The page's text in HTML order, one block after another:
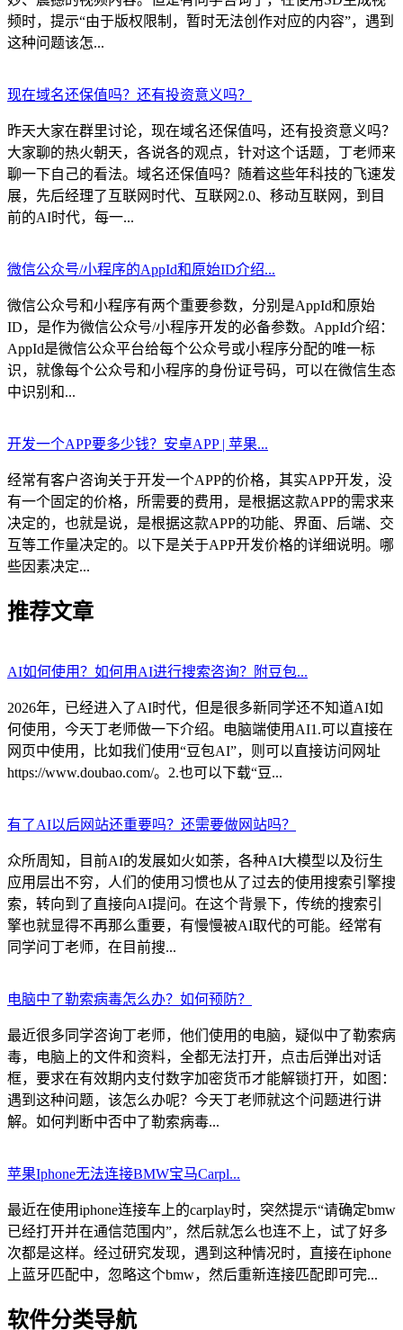
频时，提示“由于版权限制，暂时无法创作对应的内容”，遇到
这种问题该怎...
现在域名还保值吗？还有投资意义吗？
昨天大家在群里讨论，现在域名还保值吗，还有投资意义吗？
大家聊的热火朝天，各说各的观点，针对这个话题，丁老师来
聊一下自己的看法。域名还保值吗？随着这些年科技的飞速发
展，先后经理了互联网时代、互联网2.0、移动互联网，到目
前的AI时代，每一...
微信公众号/小程序的AppId和原始ID介绍...
微信公众号和小程序有两个重要参数，分别是AppId和原始
ID，是作为微信公众号/小程序开发的必备参数。AppId介绍：
AppId是微信公众平台给每个公众号或小程序分配的唯一标
识，就像每个公众号和小程序的身份证号码，可以在微信生态
中识别和...
开发一个APP要多少钱？安卓APP | 苹果...
经常有客户咨询关于开发一个APP的价格，其实APP开发，没
有一个固定的价格，所需要的费用，是根据这款APP的需求来
决定的，也就是说，是根据这款APP的功能、界面、后端、交
互等工作量决定的。以下是关于APP开发价格的详细说明。哪
些因素决定...
推荐文章
AI如何使用？如何用AI进行搜索咨询？附豆包...
2026年，已经进入了AI时代，但是很多新同学还不知道AI如
何使用，今天丁老师做一下介绍。电脑端使用AI1.可以直接在
网页中使用，比如我们使用“豆包AI”，则可以直接访问网址
https://www.doubao.com/。2.也可以下载“豆...
有了AI以后网站还重要吗？还需要做网站吗？
众所周知，目前AI的发展如火如荼，各种AI大模型以及衍生
应用层出不穷，人们的使用习惯也从了过去的使用搜索引擎搜
索，转向到了直接向AI提问。在这个背景下，传统的搜索引
擎也就显得不再那么重要，有慢慢被AI取代的可能。经常有
同学问丁老师，在目前搜...
电脑中了勒索病毒怎么办？如何预防？
最近很多同学咨询丁老师，他们使用的电脑，疑似中了勒索病
毒，电脑上的文件和资料，全都无法打开，点击后弹出对话
框，要求在有效期内支付数字加密货币才能解锁打开，如图：
遇到这种问题，该怎么办呢？今天丁老师就这个问题进行讲
解。如何判断中否中了勒索病毒...
苹果Iphone无法连接BMW宝马Carpl...
最近在使用iphone连接车上的carplay时，突然提示“请确定bmw
已经打开并在通信范围内”，然后就怎么也连不上，试了好多
次都是这样。经过研究发现，遇到这种情况时，直接在iphone
上蓝牙匹配中，忽略这个bmw，然后重新连接匹配即可完...
软件分类导航